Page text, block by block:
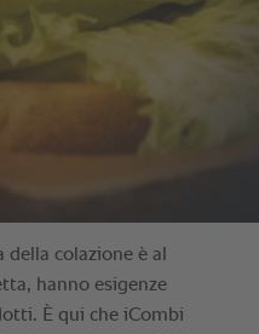
colazione è al
hanno esigenze
È qui che iCombi